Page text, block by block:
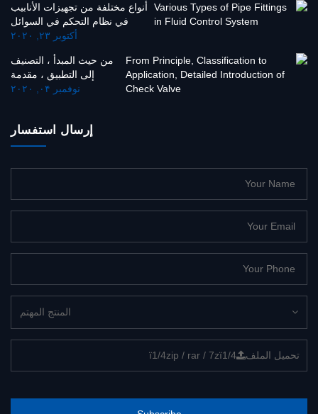
أنواع مختلفة من تجهيزات الأنابيب
في نظام التحكم في السوائل
أكتوبر ۲۳, ۲۰۲۰
من حيث المبدأ ، التصنيف
إلى التطبيق ، مقدمة
مفصلة لصمام الفحص
نوفمبر ۰۴, ۲۰۲۰
إرسال استفسار
المنتج المهتم
تحميل الملف ï1/4zip / rar / 7zï1/4